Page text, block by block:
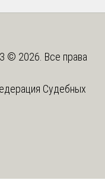
2026. Все права
Судебных